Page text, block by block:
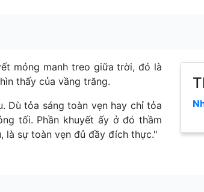
mỏng manh treo giữa trời, đó là
thấy của vầng trăng.
Dù tỏa sáng toàn vẹn hay chỉ tỏa
tối. Phần khuyết ấy ở đó thầm
là sự toàn vẹn đủ đầy đích thực."